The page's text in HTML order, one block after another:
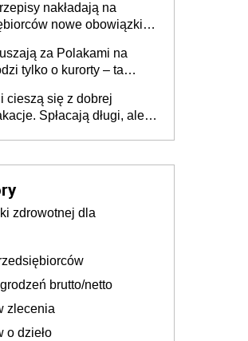
nakładają na
nowe obowiązki w
za Polakami na
tylko o kurorty – ta
urlop po cichu
cieszą się z dobrej
Spłacają długi, ale
zdrowotnej dla
brutto/netto
zlecenia
o dzieło